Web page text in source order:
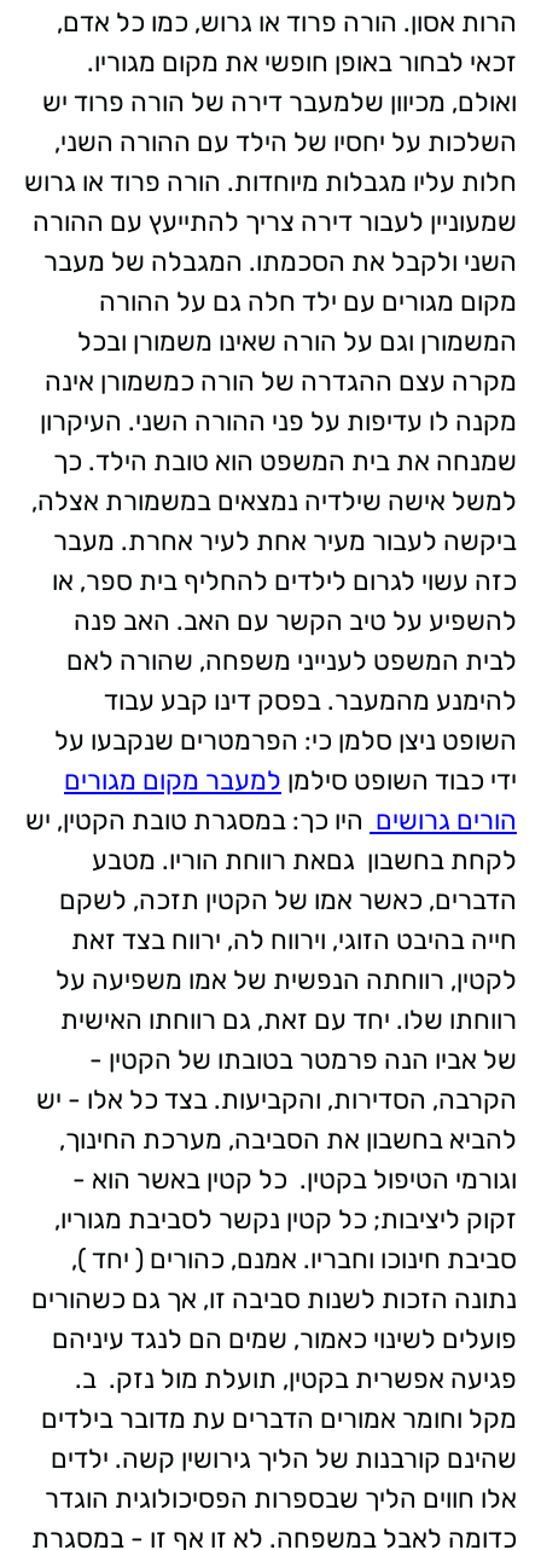
הרות אסון. הורה פרוד או גרוש, כמו כל אדם,
זכאי לבחור באופן חופשי את מקום מגוריו.
ואולם, מכיוון שלמעבר דירה של הורה פרוד יש
השלכות על יחסיו של הילד עם ההורה השני,
חלות עליו מגבלות מיוחדות. הורה פרוד או גרוש
שמעוניין לעבור דירה צריך להתייעץ עם ההורה
השני ולקבל את הסכמתו. המגבלה של מעבר
מקום מגורים עם ילד חלה גם על ההורה
המשמורן וגם על הורה שאינו משמורן ובכל
מקרה עצם ההגדרה של הורה כמשמורן אינה
מקנה לו עדיפות על פני ההורה השני. העיקרון
שמנחה את בית המשפט הוא טובת הילד. כך
למשל אישה שילדיה נמצאים במשמורת אצלה,
ביקשה לעבור מעיר אחת לעיר אחרת. מעבר
כזה עשוי לגרום לילדים להחליף בית ספר, או
להשפיע על טיב הקשר עם האב. האב פנה
לבית המשפט לענייני משפחה, שהורה לאם
להימנע מהמעבר. בפסק דינו קבע עבוד
השופט ניצן סלמן כי: הפרמטרים שנקבעו על
ידי כבוד השופט סילמן למעבר מקום מגורים
הורים גרושים היו כך: במסגרת טובת הקטין, יש
לקחת בחשבון גםאת רווחת הוריו. מטבע
הדברים, כאשר אמו של הקטין תזכה, לשקם
חייה בהיבט הזוגי, וירווח לה, ירווח בצד זאת
לקטין, רווחתה הנפשית של אמו משפיעה על
רווחתו שלו. יחד עם זאת, גם רווחתו האישית
של אביו הנה פרמטר בטובתו של הקטין -
הקרבה, הסדירות, והקביעות. בצד כל אלו - יש
להביא בחשבון את הסביבה, מערכת החינוך,
וגורמי הטיפול בקטין. כל קטין באשר הוא -
זקוק ליציבות; כל קטין נקשר לסביבת מגוריו,
סביבת חינוכו וחבריו. אמנם, כהורים ( יחד ),
נתונה הזכות לשנות סביבה זו, אך גם כשהורים
פועלים לשינוי כאמור, שמים הם לנגד עיניהם
פגיעה אפשרית בקטין, תועלת מול נזק. ב.
מקל וחומר אמורים הדברים עת מדובר בילדים
שהינם קורבנות של הליך גירושין קשה. ילדים
אלו חווים הליך שבספרות הפסיכולוגית הוגדר
כדומה לאבל במשפחה. לא זו אף זו - במסגרת